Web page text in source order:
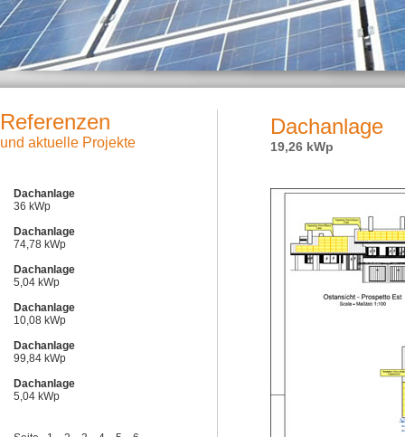
Referenzen
und aktuelle Projekte
Dachanlage
36 kWp
Dachanlage
74,78 kWp
Dachanlage
5,04 kWp
Dachanlage
10,08 kWp
Dachanlage
99,84 kWp
Dachanlage
5,04 kWp
Dachanlage
19,26 kWp